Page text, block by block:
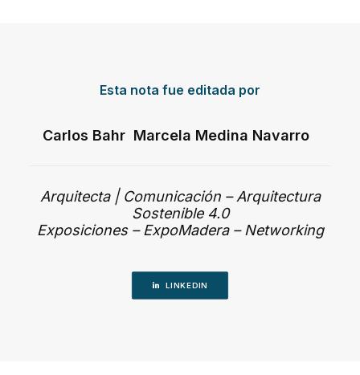
Esta nota fue editada por
Carlos Bahr Marcela Medina Navarro
Arquitecta | Comunicación – Arquitectura
Sostenible 4.0
Exposiciones – ExpoMadera – Networking
LINKEDIN